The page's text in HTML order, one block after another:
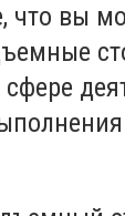
что вы